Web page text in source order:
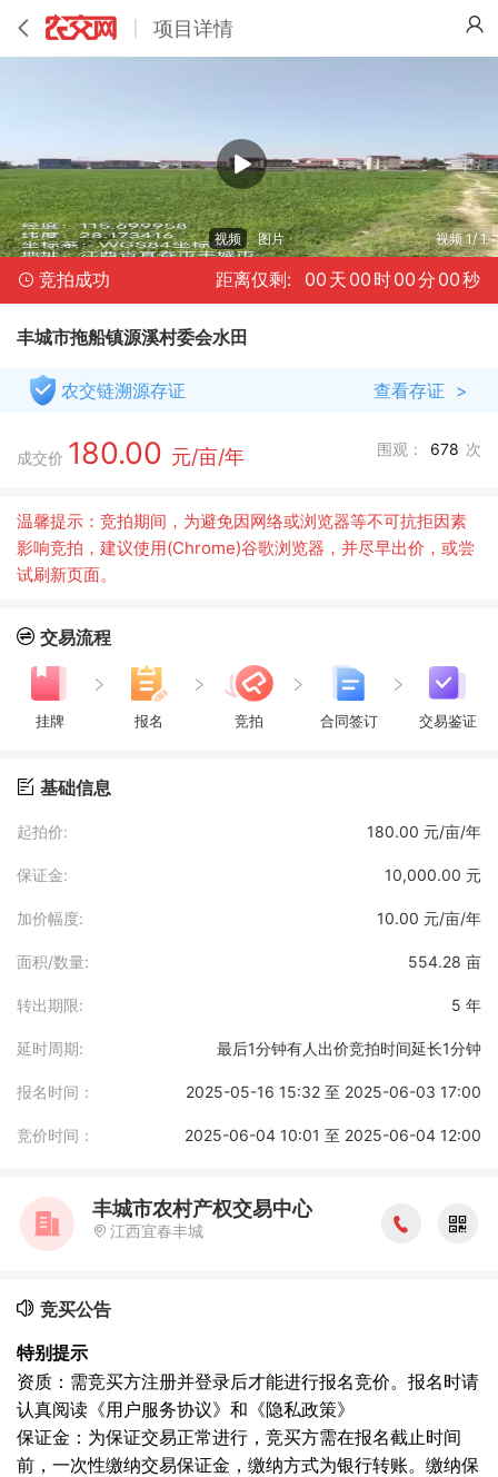
项目详情
视频 图片 视频 1/ 1
竞拍成功 距离仅剩: 00 天 00 时00分 00秒
丰城市拖船镇源溪村委会水田
农交链溯源存证 查看存证 >
成交价 180.00 元/亩/年 围观： 678 次
温馨提示：竞拍期间，为避免因网络或浏览器等不可抗拒因素
影响竞拍，建议使用(Chrome)谷歌浏览器，并尽早出价，或尝
试刷新页面。
交易流程
挂牌 报名 竞拍 合同签订 交易鉴证
基础信息
起拍价: 180.00 元/亩/年
保证金: 10,000.00 元
加价幅度: 10.00 元/亩/年
面积/数量: 554.28 亩
转出期限: 5 年
延时周期: 最后1分钟有人出价竞拍时间延长1分钟
报名时间： 2025-05-16 15:32 至 2025-06-03 17:00
竞价时间： 2025-06-04 10:01 至 2025-06-04 12:00
丰城市农村产权交易中心
江西宜春丰城
竞买公告
特别提示
资质：需竞买方注册并登录后才能进行报名竞价。报名时请
认真阅读《用户服务协议》和《隐私政策》
保证金：为保证交易正常进行，竞买方需在报名截止时间
前，一次性缴纳交易保证金，缴纳方式为银行转账。缴纳保